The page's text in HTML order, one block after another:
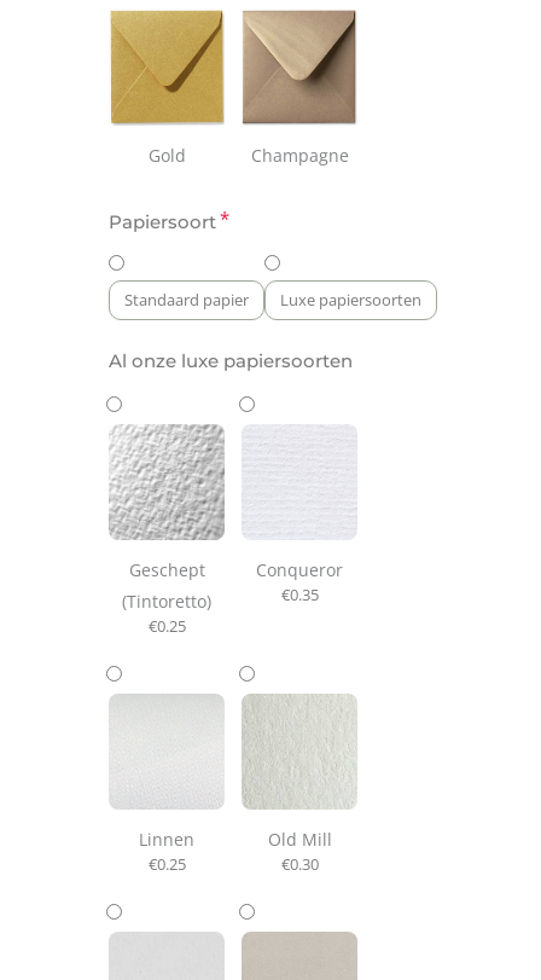
Gold Champagne
Papiersoort*
Standaard papier Luxe papiersoorten
Al onze luxe papiersoorten
Geschept
(Tintoretto)
€0.25
Conqueror
€0.35
Linnen
€0.25
Old Mill
€0.30